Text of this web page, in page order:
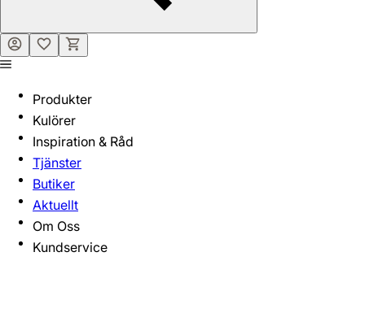
Produkter
Kulörer
Inspiration & Råd
Tjänster
Butiker
Aktuellt
Om Oss
Kundservice